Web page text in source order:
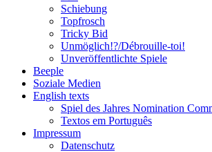
Schiebung
Topfrosch
Tricky Bid
Unmöglich!?/Débrouille-toi!
Unveröffentlichte Spiele
Beeple
Soziale Medien
English texts
Spiel des Jahres Nomination
Textos em Português
Impressum
Datenschutz